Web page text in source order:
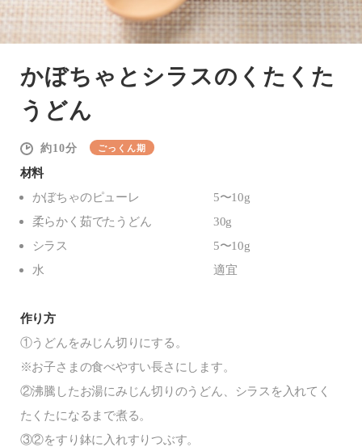
かぼちゃとシラスのくたくた
うどん
10 ごっくん期
材料
かぼちゃのピューレ 5〜10g
柔らかく茹でたうどん 30g
シラス 5〜10g
水 適宜
作り方
①うどんをみじん切りにする。
※お子さまの食べやすい長さにします。
②沸騰したお湯にみじん切りのうどん、シラスを入れてく
たくたになるまで煮る。
③②をすり鉢に入れすりつぶす。